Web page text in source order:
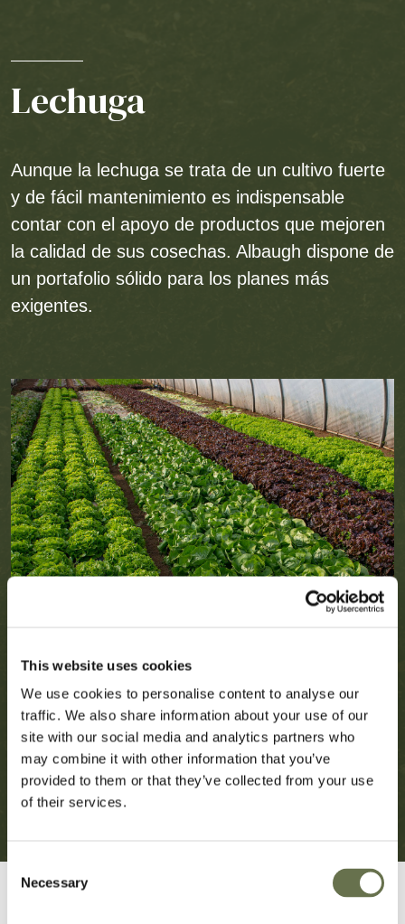
This website uses cookies
We use cookies to personalise content to analyse our
traffic. We also share information about your use of our
site with our social media and analytics partners who
may combine it with other information that you’ve
provided to them or that they’ve collected from your use
of their services.
Consent
Selection
Necessary
Lechuga
Aunque la lechuga se trata de un cultivo fuerte
y de fácil mantenimiento es indispensable
contar con el apoyo de productos que mejoren
la calidad de sus cosechas. Albaugh dispone de
un portafolio sólido para los planes más
exigentes.